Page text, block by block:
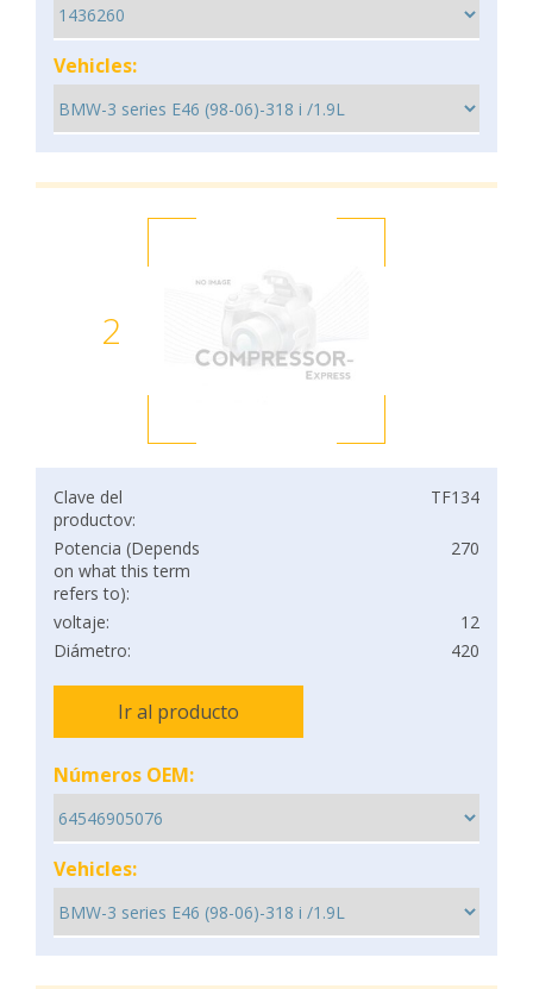
Vehicles:
2
Clave del
productov:
TF134
Potencia (Depends
on what this term
refers to):
270
voltaje:
12
Diámetro:
420
Ir al producto
Números OEM:
Vehicles: